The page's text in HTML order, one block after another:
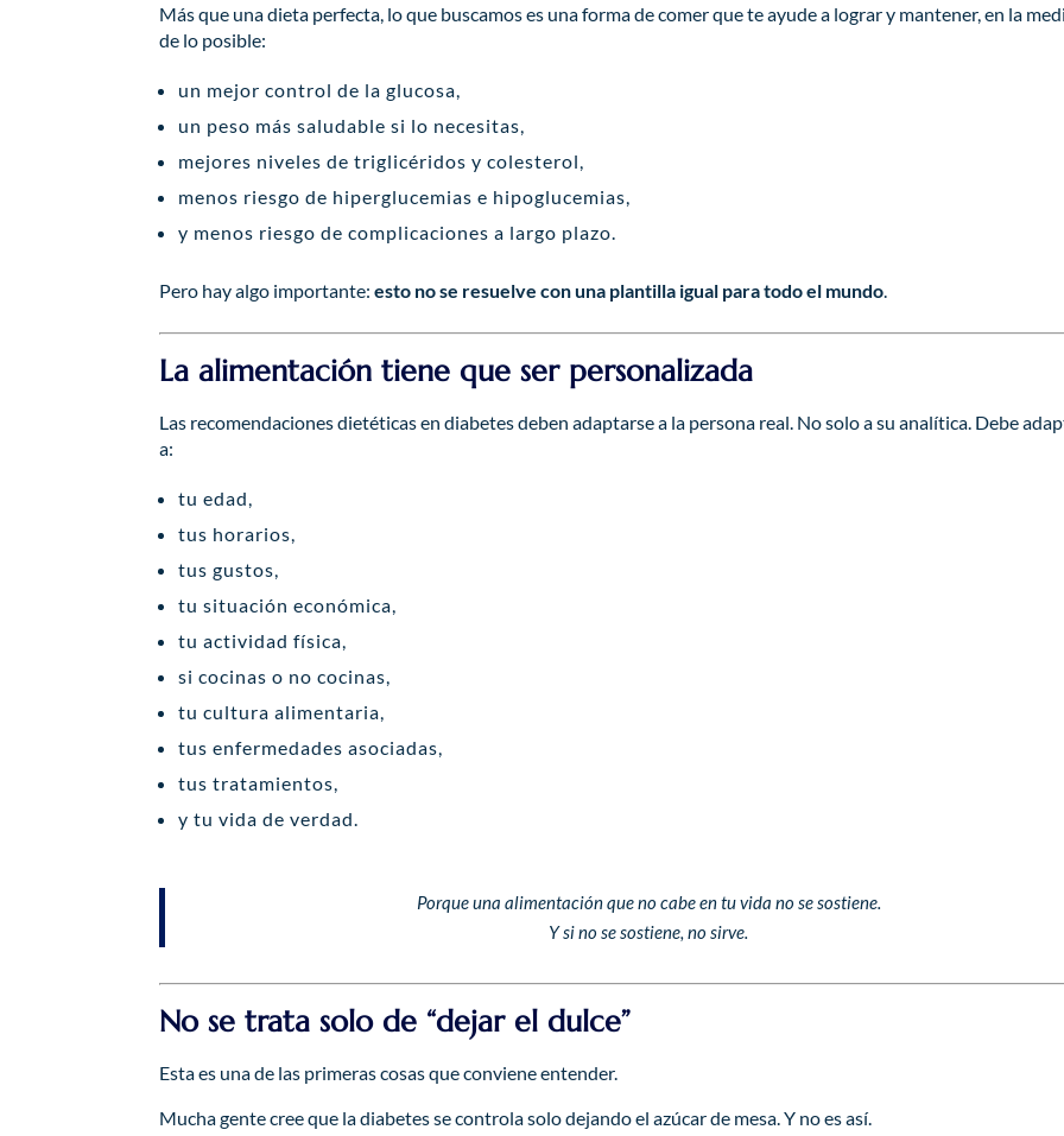
Más que una dieta perfecta, lo que buscamos es una forma de comer que te ayude a lograr y mantener, en la
de lo posible:
un mejor control de la glucosa,
un peso más saludable si lo necesitas,
mejores niveles de triglicéridos y colesterol,
menos riesgo de hiperglucemias e hipoglucemias,
y menos riesgo de complicaciones a largo plazo.
Pero hay algo importante:esto no se resuelve con una plantilla igual para todo el mundo.
La alimentación tiene que ser personalizada
Las recomendaciones dietéticas en diabetes deben adaptarse a la persona real. No solo a su analítica. Debe
a:
tu edad,
tus horarios,
tus gustos,
tu situación económica,
tu actividad física,
si cocinas o no cocinas,
tu cultura alimentaria,
tus enfermedades asociadas,
tus tratamientos,
y tu vida de verdad.
Porque una alimentación que no cabe en tu vida no se sostiene.
Y si no se sostiene, no sirve.
No se trata solo de “dejar el dulce”
Esta es una de las primeras cosas que conviene entender.
Mucha gente cree que la diabetes se controla solo dejando el azúcar de mesa. Y no es así.